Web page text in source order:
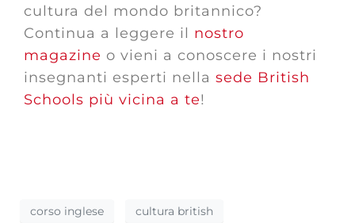
cultura del mondo britannico?
Continua a leggere il nostro
magazine o vieni a conoscere i nostri
insegnanti esperti nella sede British
Schools più vicina a te!
corso inglese
cultura british